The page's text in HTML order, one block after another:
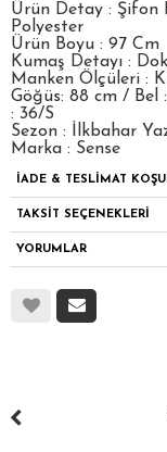
Ürün Detay : Şifon
Polyester
Ürün Boyu : 97 Cm
Kumaş Detayı :
Manken Ölçüleri :
Göğüs: 88 cm / Bel
: 36/S
Sezon : İlkbahar
Marka : Sense
İADE & TESLİMAT
TAKSİT SEÇENEKLERİ
YORUMLAR